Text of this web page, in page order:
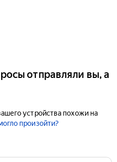
отправляли вы, а
устройства похожи на
произойти?